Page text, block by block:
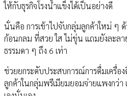
ให้กับธุรกิจโรงน้ำแข็งได้เป็นอย่างดี
นั่นคือ การเข้าไปจับกลุ่มลูกค้าใหม่ ๆ
ก้อนกลม ที่สวย ใส ไม่ขุ่น แถมยังละล
ธรรมดา ๆ ถึง 6 เท่า
ช่วยยกระดับประสบการณ์การดื่มเครื่อ
ลูกค้าในกลุ่มพรีเมียมยอมจ่ายแพงกว่